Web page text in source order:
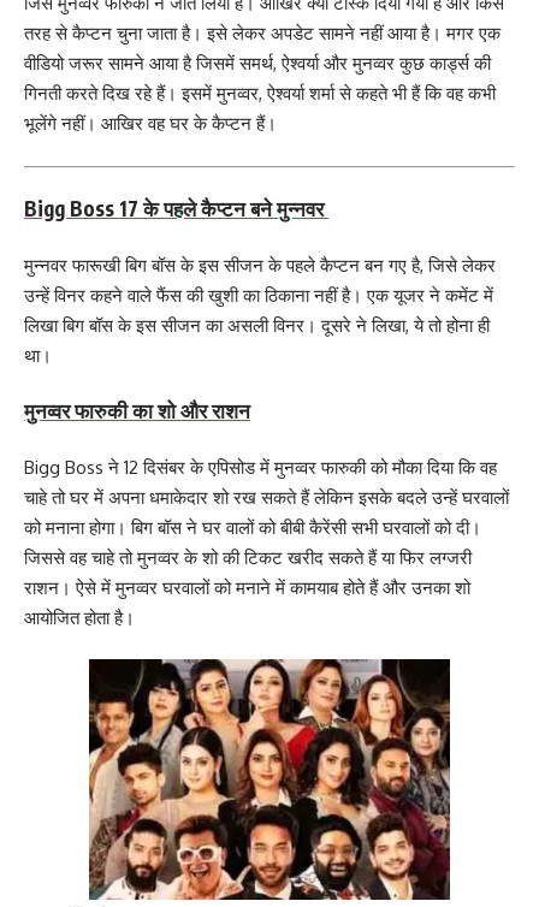
तरह से कैप्टन चुना जाता है। इसे लेकर अपडेट सामने नहीं आया है। मगर एक
वीडियो जरूर सामने आया है जिसमें समर्थ, ऐश्वर्या और मुनव्वर कुछ कार्ड्स की
गिनती करते दिख रहे हैं। इसमें मुनव्वर, ऐश्वर्या शर्मा से कहते भी हैं कि वह कभी
भूलेंगे नहीं। आखिर वह घर के कैप्टन हैं।
Bigg Boss 17 के पहले कैप्टन बने मुन्नवर
मुन्नवर फारूखी बिग बॉस के इस सीजन के पहले कैप्टन बन गए है, जिसे लेकर
उन्हें विनर कहने वाले फैंस की खुशी का ठिकाना नहीं है। एक यूजर ने कमेंट में
लिखा बिग बॉस के इस सीजन का असली विनर। दूसरे ने लिखा, ये तो होना ही
था।
मुनव्वर फारुकी का शो और राशन
Bigg Boss ने 12 दिसंबर के एपिसोड में मुनव्वर फारुकी को मौका दिया कि वह
चाहे तो घर में अपना धमाकेदार शो रख सकते हैं लेकिन इसके बदले उन्हें घरवालों
को मनाना होगा। बिग बॉस ने घर वालों को बीबी कैरेंसी सभी घरवालों को दी।
जिससे वह चाहे तो मुनव्वर के शो की टिकट खरीद सकते हैं या फिर लग्जरी
राशन। ऐसे में मुनव्वर घरवालों को मनाने में कामयाब होते हैं और उनका शो
आयोजित होता है।